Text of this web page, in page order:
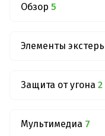
Обзор 5
Элементы
Защита от угона 2
Мультимедиа 7